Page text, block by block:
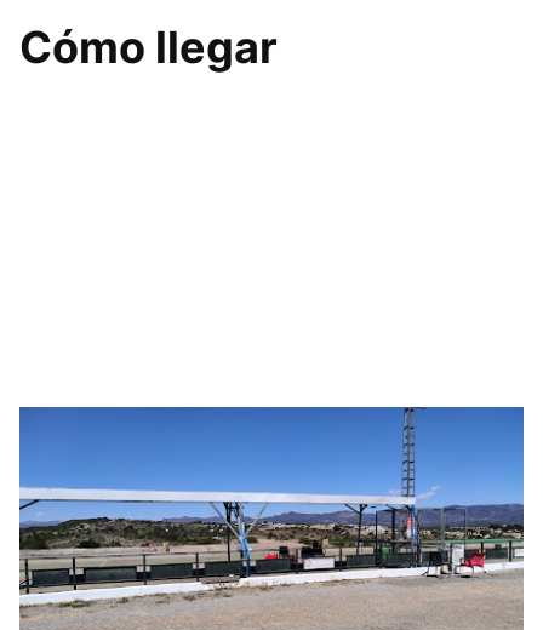
Cómo llegar